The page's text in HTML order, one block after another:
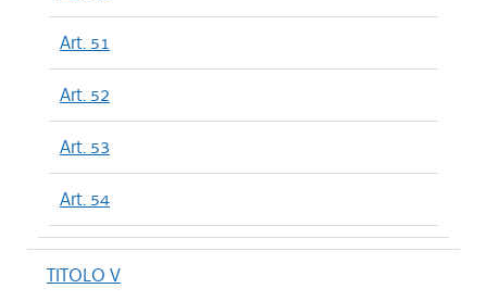
Art. 51
Art. 52
Art. 53
Art. 54
TITOLO V